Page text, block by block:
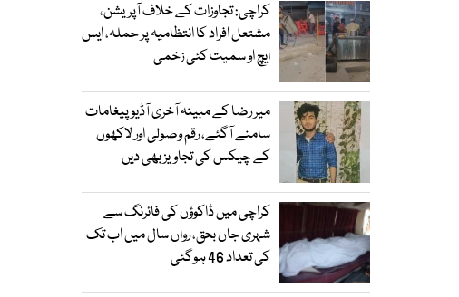
کراچی: تجاوزات کے خلاف آپریشن،
مشتعل افراد کا انتظامیہ پر حملہ، ایس
ایچ او سمیت کئی زخمی
میر رضا کے مبینہ آخری آڈیو پیغامات
سامنے آگئے، رقم وصولی اور لاکھوں
کے چیکس کی تجاویز بھی دیں
کراچی میں ڈاکوؤں کی فائرنگ سے
شہری جاں بحق، رواں سال میں اب تک
کی تعداد 46 ہوگئی